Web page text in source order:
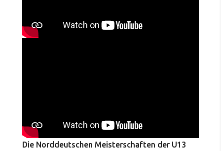
Die Norddeutschen Meisterschaften der U13